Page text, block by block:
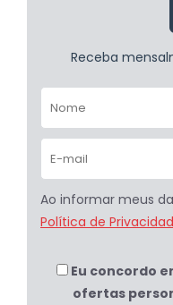
Receba
Ao informar meus
Política de
Eu concordo
ofertas